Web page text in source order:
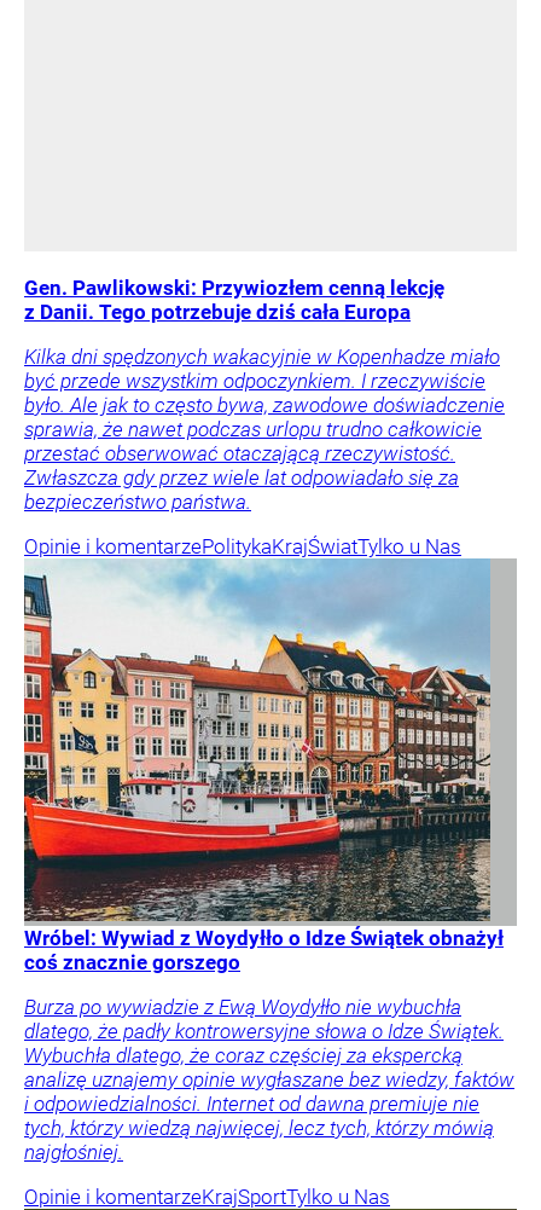
Gen. Pawlikowski: Przywiozłem cenną lekcję
z Danii. Tego potrzebuje dziś cała Europa
Kilka dni spędzonych wakacyjnie w Kopenhadze miało
być przede wszystkim odpoczynkiem. I rzeczywiście
było. Ale jak to często bywa, zawodowe doświadczenie
sprawia, że nawet podczas urlopu trudno całkowicie
przestać obserwować otaczającą rzeczywistość.
Zwłaszcza gdy przez wiele lat odpowiadało się za
bezpieczeństwo państwa.
Opinie i komentarzePolitykaKrajŚwiatTylko u Nas
Wróbel: Wywiad z Woydyłło o Idze Świątek obnażył
coś znacznie gorszego
Burza po wywiadzie z Ewą Woydyłło nie wybuchła
dlatego, że padły kontrowersyjne słowa o Idze Świątek.
Wybuchła dlatego, że coraz częściej za ekspercką
analizę uznajemy opinie wygłaszane bez wiedzy, faktów
i odpowiedzialności. Internet od dawna premiuje nie
tych, którzy wiedzą najwięcej, lecz tych, którzy mówią
najgłośniej.
Opinie i komentarzeKrajSportTylko u Nas